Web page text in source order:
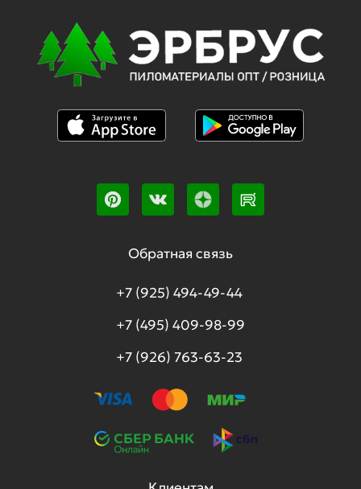
Обратная связь
+7 (925) 494-49-44
+7 (495) 409-98-99
+7 (926) 763-63-23